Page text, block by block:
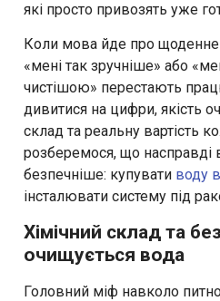
які просто привозять уже
Коли мова йде про
«мені так зручніше» або
чистішою» перестають
дивитися на цифри, якість
склад та реальну вартість
розберемося, що насправді
безпечніше: купувати воду
інсталювати систему під
Хімічний склад та
очищується вода
Головний міф навколо